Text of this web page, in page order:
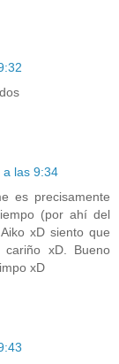
a las 9:34
es precisamente
(por ahí del
xD siento que
xD. Bueno
xD